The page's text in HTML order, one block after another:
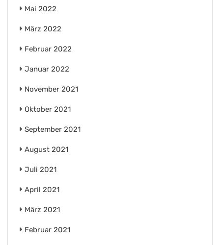
Mai 2022
März 2022
Februar 2022
Januar 2022
November 2021
Oktober 2021
September 2021
August 2021
Juli 2021
April 2021
März 2021
Februar 2021